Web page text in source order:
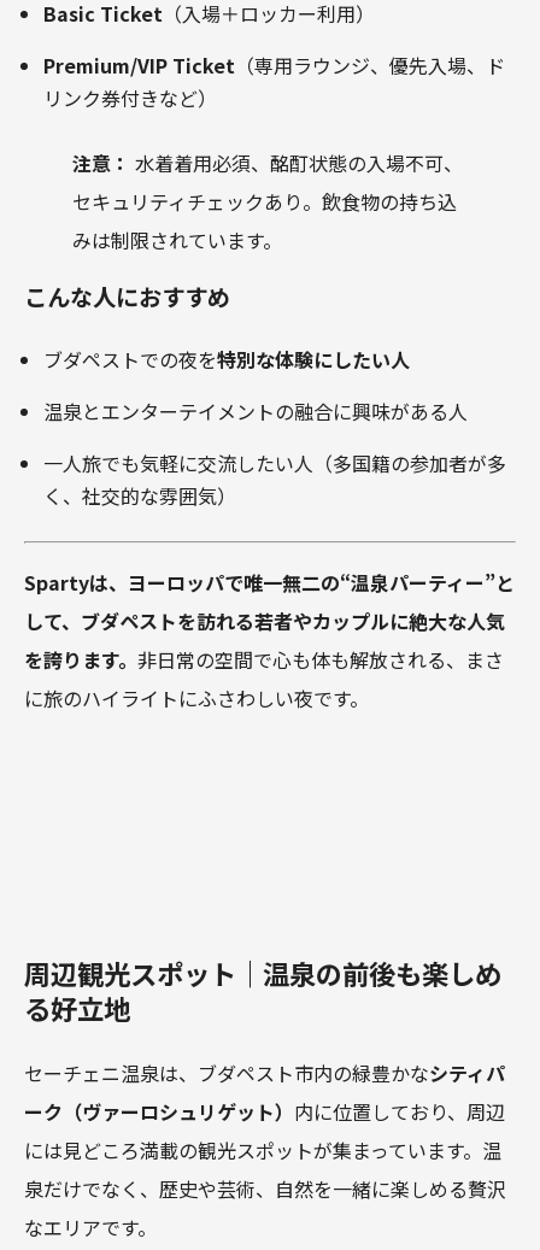
Basic Ticket （入場＋ロッカー利用）
Premium/VIP Ticket （専用ラウンジ、優先入場、ド
リンク券付きなど）
注意： 水着着用必須、酩酊状態の入場不可、
セキュリティチェックあり。飲食物の持ち込
みは制限されています。
こんな人におすすめ
ブダペストでの夜を特別な体験にしたい人
温泉とエンターテイメントの融合に興味がある人
一人旅でも気軽に交流したい人（多国籍の参加者が多
く、社交的な雰囲気）
Spartyは、ヨーロッパで唯一無二の“温泉パーティー”と
して、ブダペストを訪れる若者やカップルに絶大な人気
を誇ります。 非日常の空間で心も体も解放される、まさ
に旅のハイライトにふさわしい夜です。
周辺観光スポット｜温泉の前後も楽しめ
る好立地
セーチェニ温泉は、ブダペスト市内の緑豊かなシティパ
ーク（ヴァーロシュリゲット） 内に位置しており、周辺
には見どころ満載の観光スポットが集まっています。温
泉だけでなく、歴史や芸術、自然を一緒に楽しめる贅沢
なエリアです。